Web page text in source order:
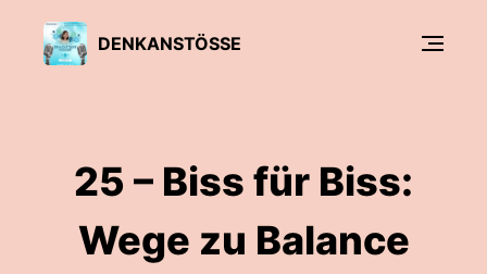
DENKANSTÖSSE
25 – Biss für Biss:
Wege zu Balance